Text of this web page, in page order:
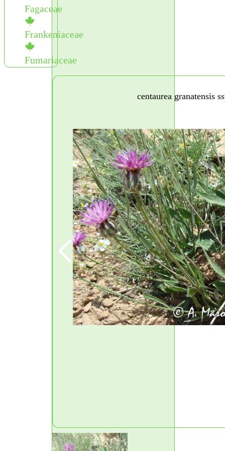
Fagaceae
Frankeniaceae
Fumariaceae
centaurea granatensis